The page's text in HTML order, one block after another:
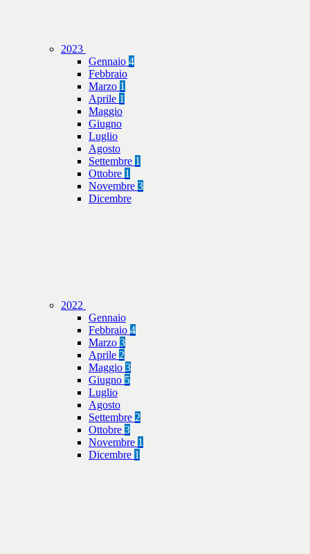
2023
Gennaio 4
Febbraio
Marzo 1
Aprile 1
Maggio
Giugno
Luglio
Agosto
Settembre 1
Ottobre 1
Novembre 3
Dicembre
2022
Gennaio
Febbraio 4
Marzo 3
Aprile 2
Maggio 3
Giugno 5
Luglio
Agosto
Settembre 2
Ottobre 3
Novembre 1
Dicembre 1